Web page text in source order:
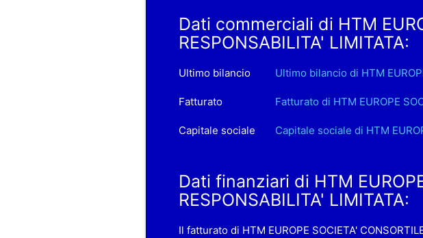
Dati commerciali di HTM
RESPONSABILITA' LIMITATA:
Ultimo bilancio Ultimo bilancio di HTM
Fatturato Fatturato di HTM EUROPE
Capitale sociale Capitale sociale di HTM
Dati finanziari di HTM
RESPONSABILITA' LIMITATA:
Il fatturato di HTM EUROPE SOCIETA'